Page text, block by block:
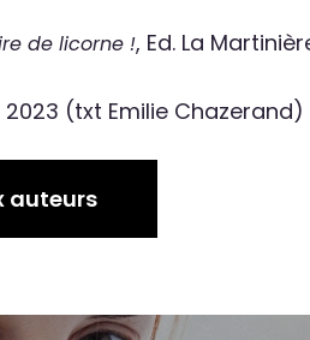
de licorne !, Ed. La
2023 (txt Emilie Chazerand)
auteurs